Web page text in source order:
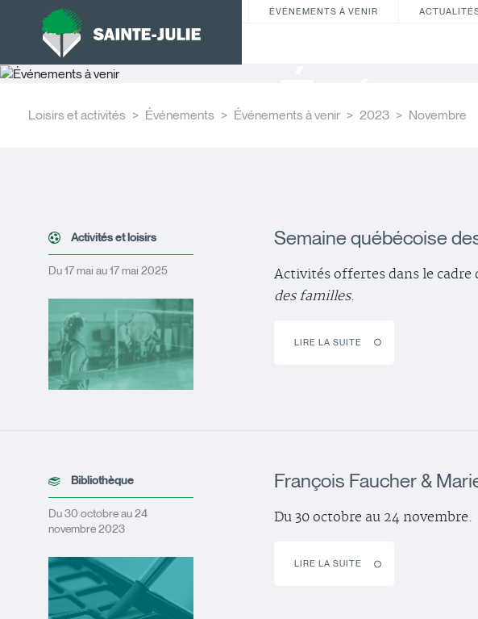
ÉVÉNEMENTS À VENIR
Loisirs et activités Événements Événements à venir 2023 Novembre
Activités et loisirs
Du 17 mai au 17 mai 2025
Semaine québécoise
Activités offertes dans le cadre
des familles.
LIRE LA SUITE
Bibliothèque
Du 30 octobre au 24
novembre 2023
François Faucher &
Du 30 octobre au 24 novembre.
LIRE LA SUITE